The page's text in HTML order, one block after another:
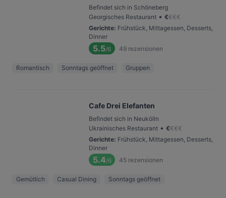
Befindet sich in Schöneberg
Georgisches Restaurant • €€€€
Gerichte: Frühstück, Mittagessen, Desserts,
Dinner
5.5/6 49 rezensionen
Romantisch Sonntags geöffnet Gruppen
Cafe Drei Elefanten
Befindet sich in Neukölln
Ukrainisches Restaurant • €€€€
Gerichte: Frühstück, Mittagessen, Desserts,
Dinner
5.4/6 45 rezensionen
Gemütlich Casual Dining Sonntags geöffnet